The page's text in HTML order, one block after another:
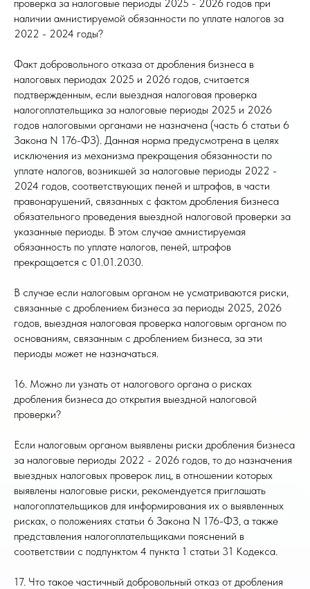
проверка за налоговые периоды 2025 - 2026 годов при
наличии амнистируемой обязанности по уплате налогов за
2022 - 2024 годы?
Факт добровольного отказа от дробления бизнеса в
налоговых периодах 2025 и 2026 годов, считается
подтвержденным, если выездная налоговая проверка
налогоплательщика за налоговые периоды 2025 и 2026
годов налоговыми органами не назначена (часть 6 статьи 6
Закона N 176-ФЗ). Данная норма предусмотрена в целях
исключения из механизма прекращения обязанности по
уплате налогов, возникшей за налоговые периоды 2022 -
2024 годов, соответствующих пеней и штрафов, в части
правонарушений, связанных с фактом дробления бизнеса
обязательного проведения выездной налоговой проверки за
указанные периоды. В этом случае амнистируемая
обязанность по уплате налогов, пеней, штрафов
прекращается с 01.01.2030.
В случае если налоговым органом не усматриваются риски,
связанные с дроблением бизнеса за периоды 2025, 2026
годов, выездная налоговая проверка налоговым органом по
основаниям, связанным с дроблением бизнеса, за эти
периоды может не назначаться.
16. Можно ли узнать от налогового органа о рисках
дробления бизнеса до открытия выездной налоговой
проверки?
Если налоговым органом выявлены риски дробления бизнеса
за налоговые периоды 2022 - 2026 годов, то до назначения
выездных налоговых проверок лиц, в отношении которых
выявлены налоговые риски, рекомендуется приглашать
налогоплательщиков для информирования их о выявленных
рисках, о положениях статьи 6 Закона N 176-ФЗ, а также
представления налогоплательщиками пояснений в
соответствии с подпунктом 4 пункта 1 статьи 31 Кодекса.
17. Что такое частичный добровольный отказ от дробления